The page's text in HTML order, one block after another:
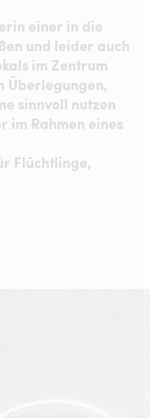
einer in die
und leider auch
im Zentrum
Überlegungen,
sinnvoll nutzen
im Rahmen eines
Flüchtlinge,